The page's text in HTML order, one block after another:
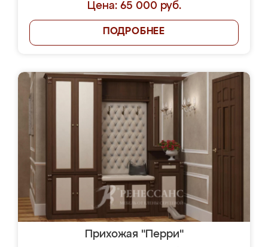
Цена: 65 000 руб.
ПОДРОБНЕЕ
Прихожая "Перри"